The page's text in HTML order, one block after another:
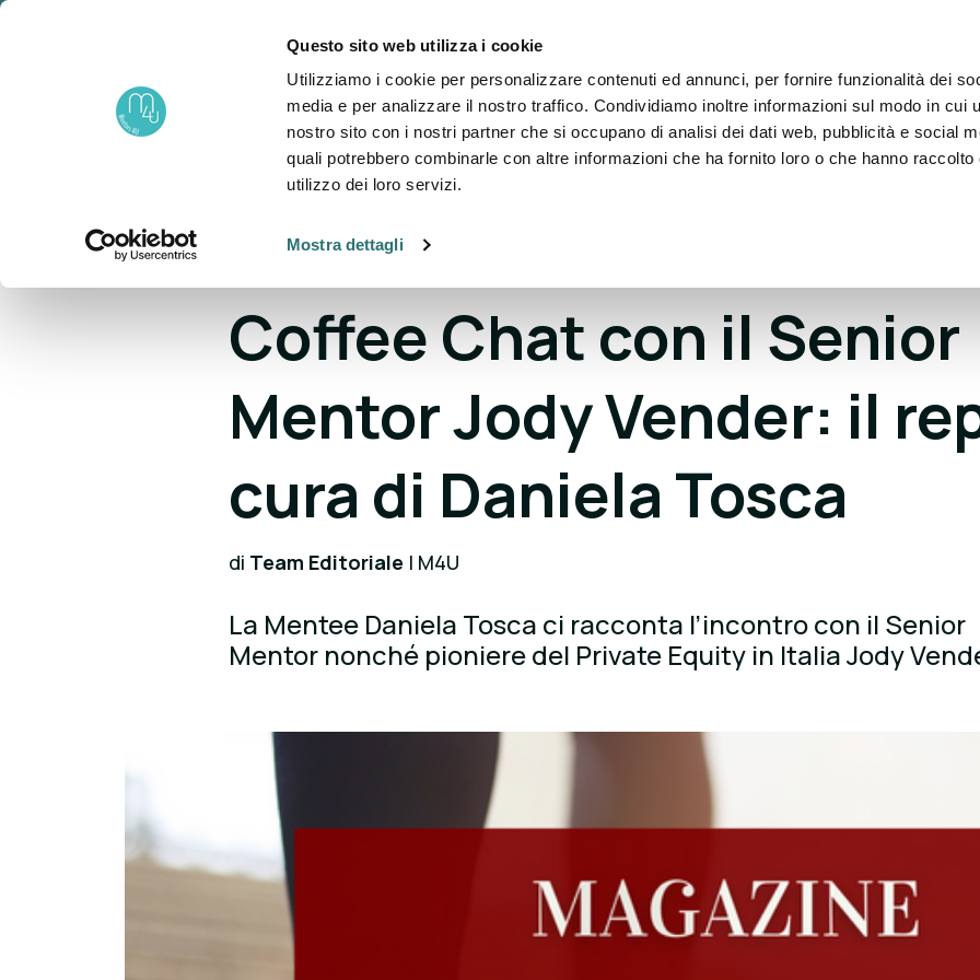
Questo sito web utilizza i cookie
Utilizziamo i cookie per personalizzare contenuti ed annunci, per fornire funzionalità dei
media e per analizzare il nostro traffico. Condividiamo inoltre informazioni sul modo in cui
nostro sito con i nostri partner che si occupano di analisi dei dati web, pubblicità e social
quali potrebbero combinarle con altre informazioni che ha fornito loro o che hanno raccolto
utilizzo dei loro servizi.
Mostra dettagli
un progetto di
Fondazione NOVA
About People Partner Blog Eventi Dona
Coffee Chat con il Senior
Mentor Jody Vender: il
cura di Daniela Tosca
di Team Editoriale | M4U
La Mentee Daniela Tosca ci racconta l’incontro con il Senior
Mentor nonché pioniere del Private Equity in Italia Jody